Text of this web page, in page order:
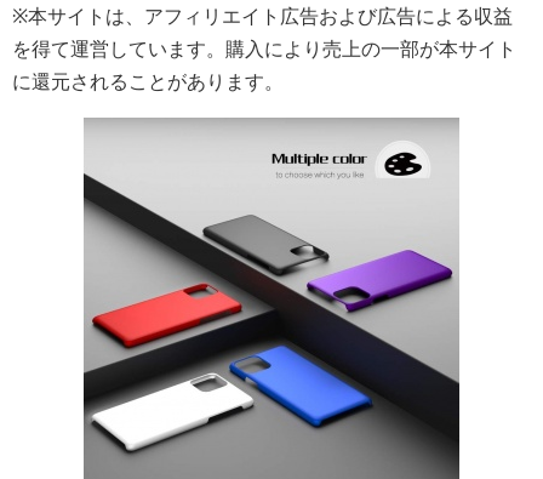
※本サイトは、アフィリエイト広告および広告による収益
を得て運営しています。購入により売上の一部が本サイト
に還元されることがあります。